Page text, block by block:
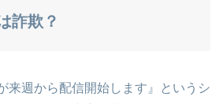
詐欺？
来週から配信開始します』というシ